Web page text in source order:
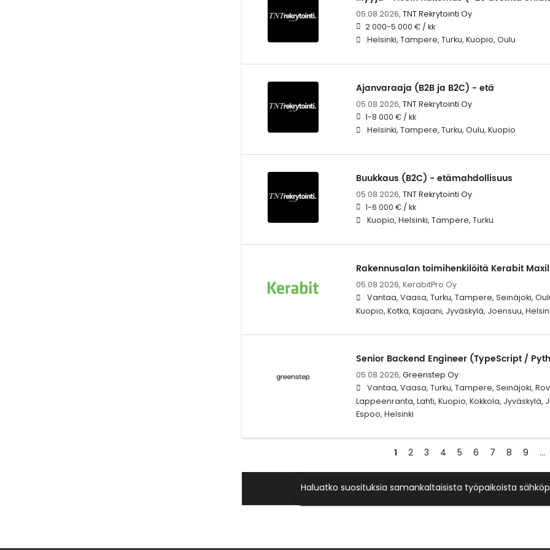
05.08.2026, TNT Rekrytointi Oy
2 000-5 000 € / kk
Helsinki, Tampere, Turku, Kuopio, Oulu
Ajanvaraaja (B2B ja B2C) - etä
05.08.2026, TNT Rekrytointi Oy
1-8 000 € / kk
Helsinki, Tampere, Turku, Oulu, Kuopio
Buukkaus (B2C) - etämahdollisuus
05.08.2026, TNT Rekrytointi Oy
1-6 000 € / kk
Kuopio, Helsinki, Tampere, Turku
Rakennusalan toimihenkilöitä Kerabit
05.08.2026, KerabitPro Oy
Vantaa, Vaasa, Turku, Tampere, Seinäjoki,
Kuopio, Kotka, Kajaani, Jyväskylä, Joensuu,
Senior Backend Engineer (TypeScript /
05.08.2026, Greenstep Oy
Vantaa, Vaasa, Turku, Tampere, Seinäjoki,
Lappeenranta, Lahti, Kuopio, Kokkola, Jyväskylä,
Espoo, Helsinki
1 2 3 4 5 6 7 8 9 …
Haluatko suosituksia samankaltaisista työpaikoista